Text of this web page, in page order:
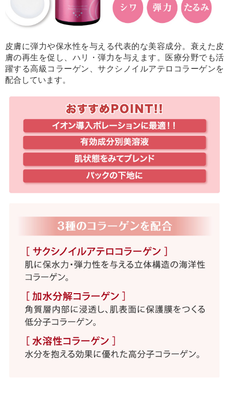
皮膚に弾力や保水性を与える代表的な美容成分。衰えた皮
膚の再生を促し、ハリ・弾力を与えます。医療分野でも活
躍する高級コラーゲン、サクシノイルアテロコラーゲンを
配合しています。